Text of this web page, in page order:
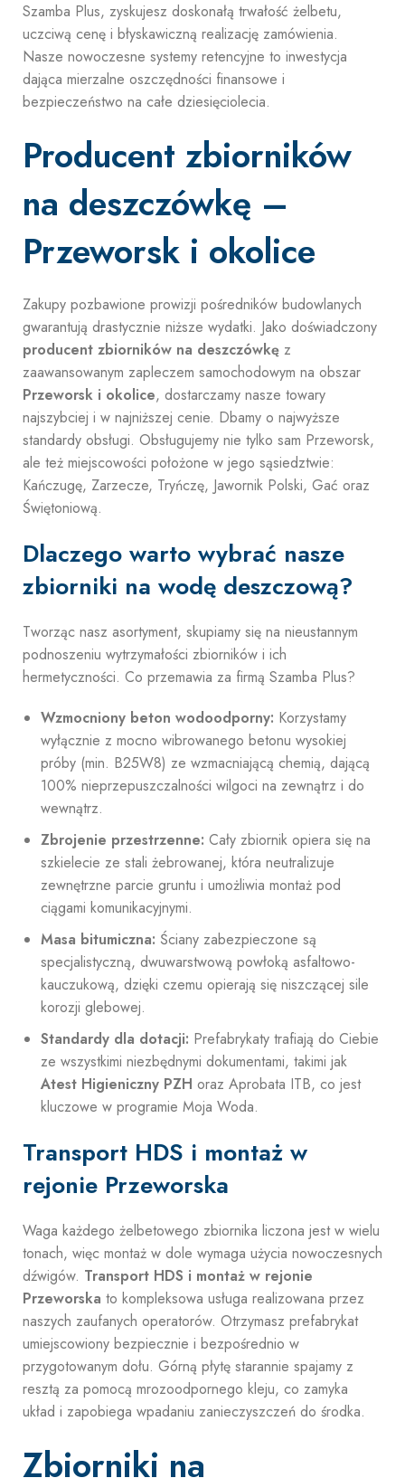
Szamba Plus, zyskujesz doskonałą trwałość żelbetu,
uczciwą cenę i błyskawiczną realizację zamówienia.
Nasze nowoczesne systemy retencyjne to inwestycja
dająca mierzalne oszczędności finansowe i
bezpieczeństwo na całe dziesięciolecia.
Producent zbiorników
na deszczówkę –
Przeworsk i okolice
Zakupy pozbawione prowizji pośredników budowlanych
gwarantują drastycznie niższe wydatki. Jako doświadczony
producent zbiorników na deszczówkę z
zaawansowanym zapleczem samochodowym na obszar
Przeworsk i okolice, dostarczamy nasze towary
najszybciej i w najniższej cenie. Dbamy o najwyższe
standardy obsługi. Obsługujemy nie tylko sam Przeworsk,
ale też miejscowości położone w jego sąsiedztwie:
Kańczugę, Zarzecze, Tryńczę, Jawornik Polski, Gać oraz
Świętoniową.
Dlaczego warto wybrać nasze
zbiorniki na wodę deszczową?
Tworząc nasz asortyment, skupiamy się na nieustannym
podnoszeniu wytrzymałości zbiorników i ich
hermetyczności. Co przemawia za firmą Szamba Plus?
Wzmocniony beton wodoodporny: Korzystamy
wyłącznie z mocno wibrowanego betonu wysokiej
próby (min. B25W8) ze wzmacniającą chemią, dającą
100% nieprzepuszczalności wilgoci na zewnątrz i do
wewnątrz.
Zbrojenie przestrzenne: Cały zbiornik opiera się na
szkielecie ze stali żebrowanej, która neutralizuje
zewnętrzne parcie gruntu i umożliwia montaż pod
ciągami komunikacyjnymi.
Masa bitumiczna: Ściany zabezpieczone są
specjalistyczną, dwuwarstwową powłoką asfaltowo-
kauczukową, dzięki czemu opierają się niszczącej sile
korozji glebowej.
Standardy dla dotacji: Prefabrykaty trafiają do Ciebie
ze wszystkimi niezbędnymi dokumentami, takimi jak
Atest Higieniczny PZH oraz Aprobata ITB, co jest
kluczowe w programie Moja Woda.
Transport HDS i montaż w
rejonie Przeworska
Waga każdego żelbetowego zbiornika liczona jest w wielu
tonach, więc montaż w dole wymaga użycia nowoczesnych
dźwigów. Transport HDS i montaż w rejonie
Przeworska to kompleksowa usługa realizowana przez
naszych zaufanych operatorów. Otrzymasz prefabrykat
umiejscowiony bezpiecznie i bezpośrednio w
przygotowanym dołu. Górną płytę starannie spajamy z
resztą za pomocą mrozoodpornego kleju, co zamyka
układ i zapobiega wpadaniu zanieczyszczeń do środka.
Zbiorniki na